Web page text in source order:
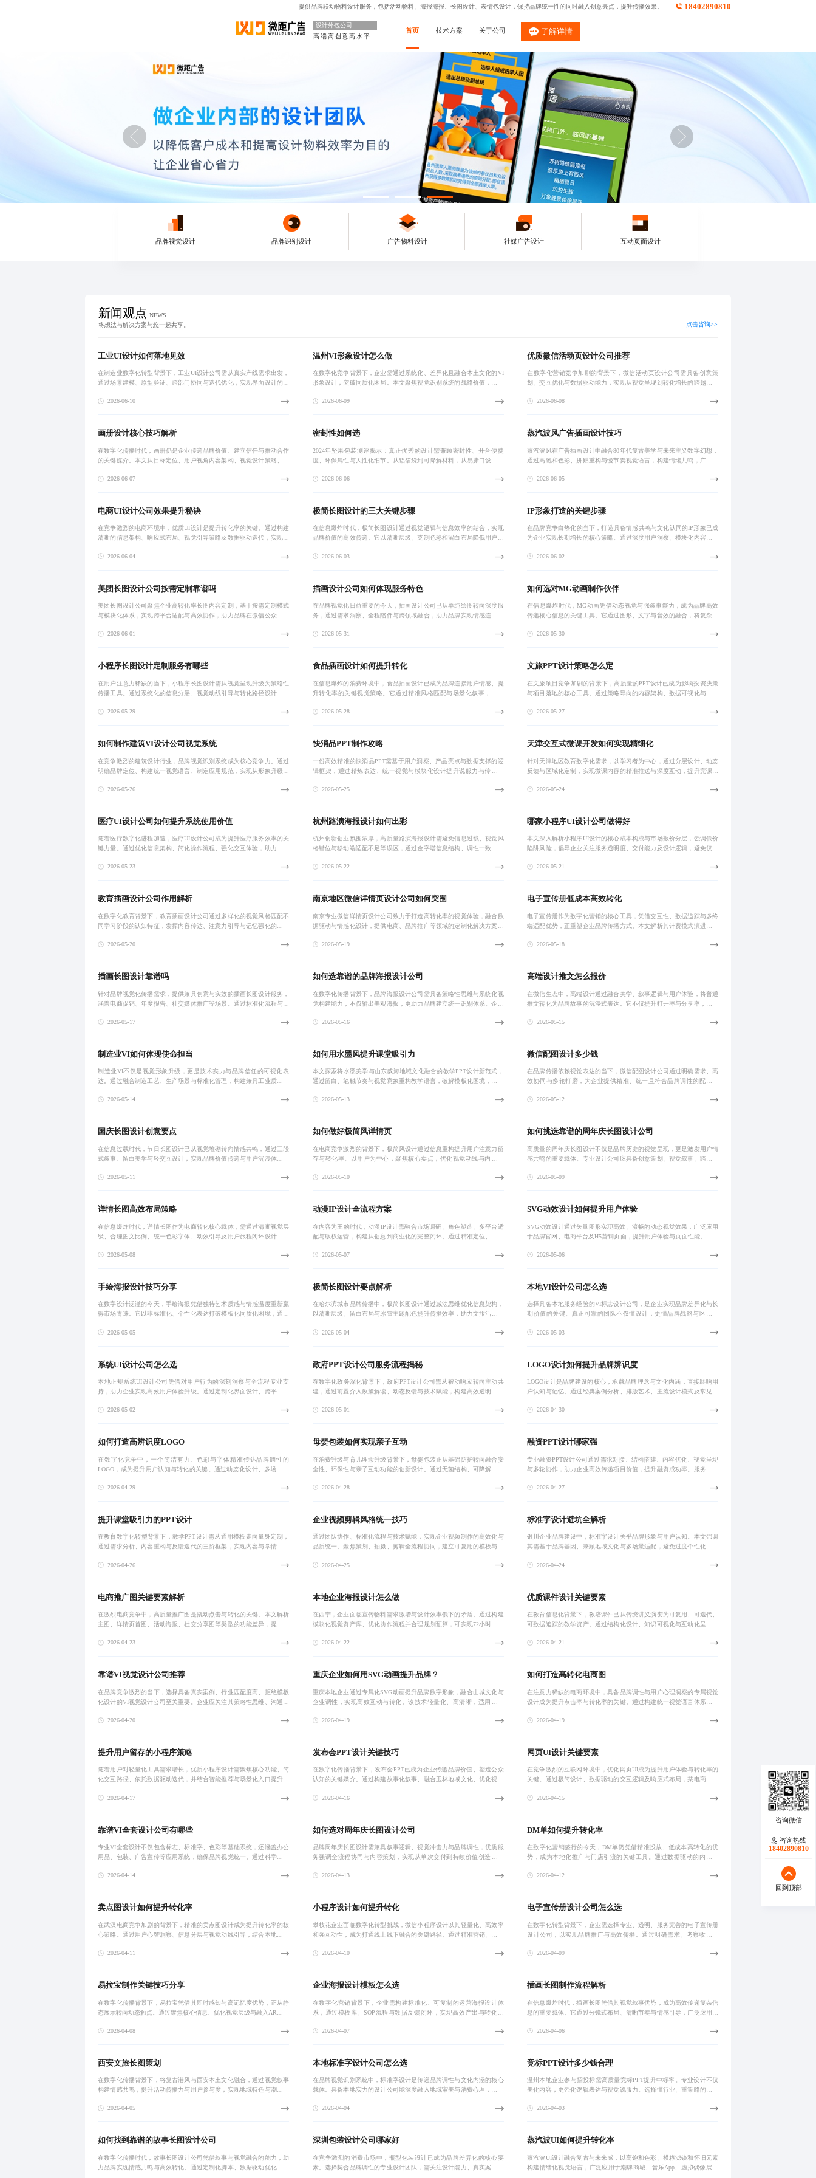
提供品牌联动物料设计服务，包括活动物料、海报海报、长图设计、表情包设计，保持品牌统一性的同时融入创意亮点，提升传播效果。 18402890810
设计外包公司
高端高创意高水平
首页 技术方案 关于公司 了解详情
品牌视觉设计 品牌识别设计 广告物料设计 社媒广告设计 互动页面设计
新闻观点 NEWS
将想法与解决方案与您一起共享。
点击咨询>>
工业UI设计如何落地见效
在制造业数字化转型背景下，工业UI设计公司需从真实产线需求出发，
通过场景建模、原型验证、跨部门协同与迭代优化，实现界面设计的高
正成为企业数
2026-06-10
温州VI形象设计怎么做
在数字化竞争背景下，企业需通过系统化、差异化且融合本土文化的VI
形象设计，突破同质化困局。本文聚焦视觉识别系统的战略价值，剖析
企业实现品牌
2026-06-09
优质微信活动页设计公司推荐
在数字化营销竞争加剧的背景下，微信活动页设计公司需具备创意策
划、交互优化与数据驱动能力，实现从视觉呈现到转化增长的跨越。头
用户停留时长与转
2026-06-08
画册设计核心技巧解析
在数字化传播时代，画册仍是企业传递品牌价值、建立信任与推动合作
的关键媒介。本文从目标定位、用户视角内容架构、视觉设计策略、印
以用户需求为核
2026-06-07
密封性如何选
2024年坚果包装测评揭示：真正优秀的设计需兼顾密封性、开合便捷
度、环保属性与人性化细节。从铝箔袋到可降解材料，从易撕口设计到
现。2026-06-06
蒸汽波风广告插画设计技巧
蒸汽波风在广告插画设计中融合80年代复古美学与未来主义数字幻想，
通过高饱和色彩、拼贴重构与慢节奏视觉语言，构建情绪共鸣，广泛应
2026-06-05
电商UI设计公司效果提升秘诀
在竞争激烈的电商环境中，优质UI设计是提升转化率的关键。通过构建
清晰的信息架构、响应式布局、视觉引导策略及数据驱动迭代，实现用
转化体系，
2026-06-04
极简长图设计的三大关键步骤
在信息爆炸时代，极简长图设计通过视觉逻辑与信息效率的结合，实现
品牌价值的高效传递。它以清晰层级、克制色彩和留白布局降低用户阅
成为高转化内容
2026-06-03
IP形象打造的关键步骤
在品牌竞争白热化的当下，打造具备情感共鸣与文化认同的IP形象已成
为企业实现长期增长的核心策略。通过深度用户洞察、模块化内容运营
体，不仅能提
2026-06-02
美团长图设计公司按需定制靠谱吗
美团长图设计公司聚焦企业高转化率长图内容定制，基于按需定制模式
与模块化体系，实现跨平台适配与高效协作，助力品牌在微信公众号、
2026-06-01
插画设计公司如何体现服务特色
在品牌视觉化日益重要的今天，插画设计公司已从单纯绘图转向深度服
务，通过需求洞察、全程陪伴与跨领域融合，助力品牌实现情感连接与
战略，打造具有
2026-05-31
如何选对MG动画制作伙伴
在信息爆炸时代，MG动画凭借动态视觉与强叙事能力，成为品牌高效
传递核心信息的关键工具。它通过图形、文字与音效的融合，将复杂内
的标准流程，结
2026-05-30
小程序长图设计定制服务有哪些
在用户注意力稀缺的当下，小程序长图设计需从视觉呈现升级为策略性
传播工具。通过系统化的信息分层、视觉动线引导与转化路径设计，实
更驱动点击率、
2026-05-29
食品插画设计如何提升转化
在信息爆炸的消费环境中，食品插画设计已成为品牌连接用户情感、提
升转化率的关键视觉策略。它通过精准风格匹配与场景化叙事，实现
2026-05-28
文旅PPT设计策略怎么定
在文旅项目竞争加剧的背景下，高质量的PPT设计已成为影响投资决策
与项目落地的核心工具。通过策略导向的内容架构、数据可视化与视觉
效果。2026-05-27
如何制作建筑VI设计公司视觉系统
在竞争激烈的建筑设计行业，品牌视觉识别系统成为核心竞争力。通过
明确品牌定位、构建统一视觉语言、制定应用规范，实现从形象升级到
力，助力企业
2026-05-26
快消品PPT制作攻略
一份高效精准的快消品PPT需基于用户洞察、产品亮点与数据支撑的逻
辑框架，通过精炼表达、统一视觉与模块化设计提升说服力与传播效
2026-05-25
天津交互式微课开发如何实现精细化
针对天津地区教育数字化需求，以学习者为中心，通过分层设计、动态
反馈与区域化定制，实现微课内容的精准推送与深度互动，提升完课率
2026-05-24
医疗UI设计公司如何提升系统使用价值
随着医疗数字化进程加速，医疗UI设计公司成为提升医疗服务效率的关
键力量。通过优化信息架构、简化操作流程、强化交互体验，助力医院
2026-05-23
杭州路演海报设计如何出彩
杭州创新创业氛围浓厚，高质量路演海报设计需避免信息过载、视觉风
格错位与移动端适配不足等误区，通过金字塔信息结构、调性一致的视
实现20%以上
2026-05-22
哪家小程序UI设计公司做得好
本文深入解析小程序UI设计的核心成本构成与市场报价分层，强调低价
陷阱风险，倡导企业关注服务透明度、交付能力及设计逻辑，避免仅以
配，真正提升
2026-05-21
教育插画设计公司作用解析
在数字化教育背景下，教育插画设计公司通过多样化的视觉风格匹配不
同学习阶段的认知特征，发挥内容传达、注意力引导与记忆强化的核心
认知辅助工具。
2026-05-20
南京地区微信详情页设计公司如何突围
南京专业微信详情页设计公司致力于打造高转化率的视觉体验，融合数
据驱动与情感化设计，提供电商、品牌推广等领域的定制化解决方案，
2026-05-19
电子宣传册低成本高效转化
电子宣传册作为数字化营销的核心工具，凭借交互性、数据追踪与多终
端适配优势，正重塑企业品牌传播方式。本文解析其计费模式演进，提
将向智能化、场
2026-05-18
插画长图设计靠谱吗
针对品牌视觉化传播需求，提供兼具创意与实效的插画长图设计服务，
涵盖电商促销、年度报告、社交媒体推广等场景。通过标准化流程与动
牌故事。
2026-05-17
如何选靠谱的品牌海报设计公司
在数字化传播背景下，品牌海报设计公司需具备策略性思维与系统化视
觉构建能力，不仅输出美观海报，更助力品牌建立统一识别体系。企业
品牌的合作伙伴
2026-05-16
高端设计推文怎么报价
在微信生态中，高端设计通过融合美学、叙事逻辑与用户体验，将普通
推文转化为品牌故事的沉浸式表达。它不仅提升打开率与分享率，更强
长。通过需求洞察
2026-05-15
制造业VI如何体现使命担当
制造业VI不仅是视觉形象升级，更是技术实力与品牌信任的可视化表
达。通过融合制造工艺、生产场景与标准化管理，构建兼具工业质感与
2026-05-14
如何用水墨风提升课堂吸引力
本文探索将水墨美学与山东威海地域文化融合的教学PPT设计新范式，
通过留白、笔触节奏与视觉意象重构教学语言，破解模板化困境，提出
术性与艺术性
2026-05-13
微信配图设计多少钱
在品牌传播依赖视觉表达的当下，微信配图设计公司通过明确需求、高
效协同与多轮打磨，为企业提供精准、统一且符合品牌调性的配图服
2026-05-12
国庆长图设计创意要点
在信息过载时代，节日长图设计已从视觉堆砌转向情感共鸣，通过三段
式叙事、留白美学与轻交互设计，实现品牌价值传递与用户沉浸体验的
2026-05-11
如何做好极简风详情页
在电商竞争激烈的背景下，极简风设计通过信息重构提升用户注意力留
存与转化率。以用户为中心，聚焦核心卖点，优化视觉动线与内容布
平台头部品牌中验
2026-05-10
如何挑选靠谱的周年庆长图设计公司
高质量的周年庆长图设计不仅是品牌历史的视觉呈现，更是激发用户情
感共鸣的重要载体。专业设计公司应具备创意策划、视觉叙事、跨平台
系筛选服务方，
2026-05-09
详情长图高效布局策略
在信息爆炸时代，详情长图作为电商转化核心载体，需通过清晰视觉层
级、合理图文比例、统一色彩字体、动效引导及用户旅程闭环设计，实
2026-05-08
动漫IP设计全流程方案
在内容为王的时代，动漫IP设计需融合市场调研、角色塑造、多平台适
配与版权运营，构建从创意到商业化的完整闭环。通过精准定位、视觉
2026-05-07
SVG动效设计如何提升用户体验
SVG动效设计通过矢量图形实现高效、流畅的动态视觉效果，广泛应用
于品牌官网、电商平台及H5营销页面，提升用户体验与页面性能。其核
布局与交互
2026-05-06
手绘海报设计技巧分享
在数字设计泛滥的今天，手绘海报凭借独特艺术质感与情感温度重新赢
得市场青睐。它以非标准化、个性化表达打破模板化同质化困境，通过
核心载体。
2026-05-05
极简长图设计要点解析
在哈尔滨城市品牌传播中，极简长图设计通过减法思维优化信息架构，
以清晰层级、留白布局与冰雪主题配色提升传播效率，助力文旅活动、
2026-05-04
本地VI设计公司怎么选
选择具备本地服务经验的VI标志设计公司，是企业实现品牌差异化与长
期价值的关键。真正可靠的团队不仅懂设计，更懂品牌战略与区域文
证法筛选合作伙
2026-05-03
系统UI设计公司怎么选
本地正规系统UI设计公司凭借对用户行为的深刻洞察与全流程专业支
持，助力企业实现高效用户体验升级。通过定制化界面设计、跨平台适
用户留存双重增
2026-05-02
政府PPT设计公司服务流程揭秘
在数字化政务深化背景下，政府PPT设计公司需从被动响应转向主动共
建，通过前置介入政策解读、动态反馈与技术赋能，构建高效透明的协
2026-05-01
LOGO设计如何提升品牌辨识度
LOGO设计是品牌建设的核心，承载品牌理念与文化内涵，直接影响用
户认知与记忆。通过经典案例分析、排版艺术、主流设计模式及常见误
觉解决方案，
2026-04-30
如何打造高辨识度LOGO
在数字化竞争中，一个简洁有力、色彩与字体精准传达品牌调性的
LOGO，成为提升用户认知与转化的关键。通过动态化设计、多场景适
品销售到品牌建设
2026-04-29
母婴包装如何实现亲子互动
在消费升级与育儿理念升级背景下，母婴包装正从基础防护转向融合安
全性、环保性与亲子互动功能的创新设计。通过无菌结构、可降解材料
数字印刷助力柔
2026-04-28
融资PPT设计哪家强
专业融资PPT设计公司通过需求对接、结构搭建、内容优化、视觉呈现
与多轮协作，助力企业高效传递项目价值，提升融资成功率。服务涵盖
链路赋能。
2026-04-27
提升课堂吸引力的PPT设计
在教育数字化转型背景下，教学PPT设计需从通用模板走向量身定制，
通过需求分析、内容重构与反馈迭代的三阶框架，实现内容与学情精准
知节奏、服
2026-04-26
企业视频剪辑风格统一技巧
通过团队协作、标准化流程与技术赋能，实现企业视频制作的高效化与
品质统一。聚焦策划、拍摄、剪辑全流程协同，建立可复用的模板与评
播与内部协同
2026-04-25
标准字设计避坑全解析
银川企业品牌建设中，标准字设计关乎品牌形象与用户认知。本文强调
其需基于品牌基因、兼顾地域文化与多场景适配，避免过度个性化或盲
定，打造兼具辨
2026-04-24
电商推广图关键要素解析
在激烈电商竞争中，高质量推广图是撬动点击与转化的关键。本文解析
主图、详情页首图、活动海报、社交分享图等类型的功能差异，提出以
+专业精修
2026-04-23
本地企业海报设计怎么做
在西宁，企业面临宣传物料需求激增与设计效率低下的矛盾。通过构建
模块化视觉资产库、优化协作流程并合理规划预算，可实现72小时内快
动功能的融
2026-04-22
优质课件设计关键要素
在教育信息化背景下，教培课件已从传统讲义演变为可复用、可迭代、
可数据追踪的教学资产。通过结构化设计、知识可视化与互动化呈现，
识点，真正实现
2026-04-21
靠谱VI视觉设计公司推荐
在品牌竞争激烈的当下，选择具备真实案例、行业匹配度高、拒绝模板
化设计的VI视觉设计公司至关重要。企业应关注其策略性思维、沟通机
致传播。
2026-04-20
重庆企业如何用SVG动画提升品牌？
重庆本地企业通过专属化SVG动画提升品牌数字形象，融合山城文化与
企业调性，实现高效互动与转化。该技术轻量化、高清晰，适用于网
2026-04-19
如何打造高转化电商图
在注意力稀缺的电商环境中，具备品牌调性与用户心理洞察的专属视觉
设计成为提升点击率与转化率的关键。通过构建统一视觉语言体系并结
增长。2026-04-19
提升用户留存的小程序策略
随着用户对轻量化工具需求增长，优质小程序设计需聚焦核心功能、简
化交互路径、依托数据驱动迭代，并结合智能推荐与场景化入口提升主
力企业用
2026-04-17
发布会PPT设计关键技巧
在数字化传播背景下，发布会PPT已成为企业传递品牌价值、塑造公众
认知的关键媒介。通过构建故事化叙事、融合玉林地域文化、优化视觉
连接与2026-04-16
网页UI设计关键要素
在竞争激烈的互联网环境中，优化网页UI成为提升用户体验与转化率的
关键。通过极简设计、数据驱动的交互逻辑及响应式布局，某电商平台
的UI重构价
2026-04-15
靠谱VI全套设计公司有哪些
专业VI全套设计不仅包含标志、标准字、色彩等基础系统，还涵盖办公
用品、包装、广告宣传等应用系统，确保品牌视觉统一。通过科学流程
长期可复用的
2026-04-14
如何选对周年庆长图设计公司
品牌周年庆长图设计需兼具叙事逻辑、视觉冲击力与品牌调性，优质服
务强调全流程协同与内容策划，实现从单次交付到持续价值创造的升
2026-04-13
DM单如何提升转化率
在数字化营销盛行的今天，DM单仍凭借精准投放、低成本高转化的优
势，成为本地化推广与门店引流的关键工具。通过数据驱动的内容优
环。结合标准化流程
2026-04-12
卖点图设计如何提升转化率
在武汉电商竞争加剧的背景下，精准的卖点图设计成为提升转化率的核
心策略。通过用户心智洞察、信息分层与视觉动线引导，结合本地产业
草’，实现
2026-04-11
小程序设计如何提升转化
攀枝花企业面临数字化转型挑战，微信小程序设计以其轻量化、高效率
和强互动性，成为打通线上线下融合的关键路径。通过精准营销、会员
提升。2026-04-10
电子宣传册设计公司怎么选
在数字化转型背景下，企业需选择专业、透明、服务完善的电子宣传册
设计公司，以实现品牌推广与高效传播。通过明确需求、考察收费模
算与目标的合作方
2026-04-09
易拉宝制作关键技巧分享
在数字化传播背景下，易拉宝凭借其即时感知与高记忆度优势，正从静
态展示转向动态触点。通过聚焦核心信息、优化视觉层级与融入AR互动
标准化模板，
2026-04-08
企业海报设计模板怎么选
在数字化营销背景下，企业需构建标准化、可复制的运营海报设计体
系，通过模板库、SOP流程与数据反馈闭环，实现高效产出与转化提
品牌形象，增强市
2026-04-07
插画长图制作流程解析
在信息爆炸时代，插画长图凭借其视觉叙事优势，成为高效传递复杂信
息的重要载体。它通过分镜式布局、清晰节奏与情感引导，广泛应用于
效率。2026-04-06
西安文旅长图策划
在数字化传播背景下，将复古港风与西安本土文化融合，通过视觉叙事
构建情感共鸣，提升活动传播力与用户参与度，实现地域特色与潮流审
2026-04-05
本地标准字设计公司怎么选
在品牌视觉识别系统中，标准字设计是传递品牌调性与文化内涵的核心
载体。具备本地实力的设计公司能深度融入地域审美与消费心理，打造
区域影响力，可
2026-04-04
竞标PPT设计多少钱合理
温州本地企业参与招投标需高质量竞标PPT提升中标率。专业设计不仅
美化内容，更强化逻辑表达与视觉说服力。选择懂行业、重策略的本地
方案。2026-04-03
如何找到靠谱的故事长图设计公司
在数字化传播时代，故事长图设计公司凭借叙事与视觉融合的能力，助
力品牌实现情感共鸣与高效转化。通过定制化脚本、数据驱动优化及精
深圳包装设计公司哪家好
在竞争激烈的消费市场中，瓶型包装设计已成为品牌差异化的核心要
素。选择契合品牌调性的专业设计团队，需关注设计能力、真实案例、
蒸汽波UI如何提升转化率
蒸汽波UI设计融合复古与未来感，以高饱和色彩、模糊滤镜和怀旧元素
构建情绪化视觉语言，广泛应用于潮牌商城、音乐App、虚拟偶像展示
咨询热线
18402890810
回到顶部